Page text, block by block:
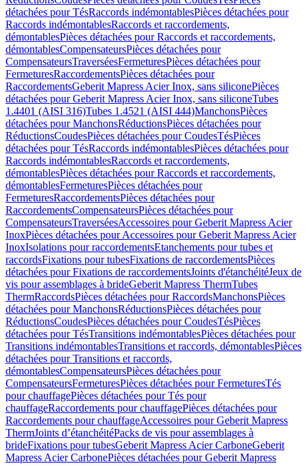
détachées pour TésRaccords indémontablesPièces détachées pour
Raccords indémontablesRaccords et raccordements,
démontablesPièces détachées pour Raccords et raccordements,
démontablesCompensateursPièces détachées pour
CompensateursTraverséesFermeturesPièces détachées pour
FermeturesRaccordementsPièces détachées pour
RaccordementsGeberit Mapress Acier Inox, sans siliconePièces
détachées pour Geberit Mapress Acier Inox, sans siliconeTubes
1.4401 (AISI 316)Tubes 1.4521 (AISI 444)ManchonsPièces
détachées pour ManchonsRéductionsPièces détachées pour
RéductionsCoudesPièces détachées pour CoudesTésPièces
détachées pour TésRaccords indémontablesPièces détachées pour
Raccords indémontablesRaccords et raccordements,
démontablesPièces détachées pour Raccords et raccordements,
démontablesFermeturesPièces détachées pour
FermeturesRaccordementsPièces détachées pour
RaccordementsCompensateursPièces détachées pour
CompensateursTraverséesAccessoires pour Geberit Mapress Acier
InoxPièces détachées pour Accessoires pour Geberit Mapress Acier
InoxIsolations pour raccordementsEtanchements pour tubes et
raccordsFixations pour tubesFixations de raccordementsPièces
détachées pour Fixations de raccordementsJoints d'étanchéitéJeux de
vis pour assemblages à brideGeberit Mapress ThermTubes
ThermRaccordsPièces détachées pour RaccordsManchonsPièces
détachées pour ManchonsRéductionsPièces détachées pour
RéductionsCoudesPièces détachées pour CoudesTésPièces
détachées pour TésTransitions indémontablesPièces détachées pour
Transitions indémontablesTransitions et raccords, démontablesPièces
détachées pour Transitions et raccords,
démontablesCompensateursPièces détachées pour
CompensateursFermeturesPièces détachées pour FermeturesTés
pour chauffagePièces détachées pour Tés pour
chauffageRaccordements pour chauffagePièces détachées pour
Raccordements pour chauffageAccessoires pour Geberit Mapress
ThermJoints d’étanchéitéPacks de vis pour assemblages à
brideFixations pour tubesGeberit Mapress Acier CarboneGeberit
Mapress Acier CarbonePièces détachées pour Geberit Mapress